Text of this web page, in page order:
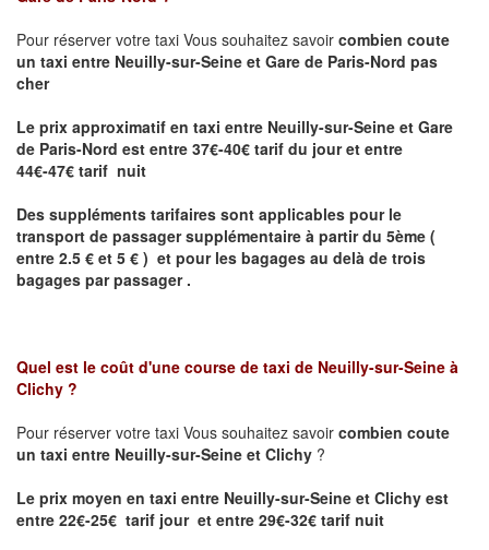
Pour réserver votre taxi Vous souhaitez savoir combien coute
un taxi entre Neuilly-sur-Seine et Gare de Paris-Nord pas
cher
Le prix approximatif en taxi entre Neuilly-sur-Seine et Gare
de Paris-Nord est entre 37€-40€ tarif du jour et entre
44€-47€ tarif nuit
Des suppléments tarifaires sont applicables pour le
transport de passager supplémentaire à partir du 5ème (
entre 2.5 € et 5 € ) et pour les bagages au delà de trois
bagages par passager .
Quel est le coût d'une course de taxi de Neuilly-sur-Seine à
Clichy ?
Pour réserver votre taxi Vous souhaitez savoir combien coute
un taxi entre Neuilly-sur-Seine et Clichy ?
Le prix moyen en taxi entre Neuilly-sur-Seine et Clichy est
entre 22€-25€ tarif jour et entre 29€-32€ tarif nuit